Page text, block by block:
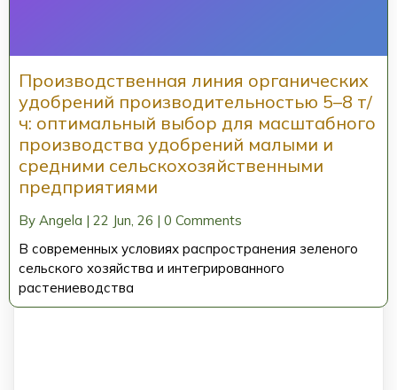
Производственная линия органических
удобрений производительностью 5–8 т/
ч: оптимальный выбор для масштабного
производства удобрений малыми и
средними сельскохозяйственными
предприятиями
By Angela | 22 Jun, 26 | 0 Comments
В современных условиях распространения зеленого
сельского хозяйства и интегрированного
растениеводства